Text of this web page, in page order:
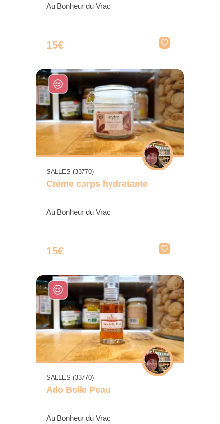
Au Bonheur du Vrac
15€
SALLES (33770)
Crème corps hydratante
Au Bonheur du Vrac
15€
SALLES (33770)
Ado Belle Peau
Au Bonheur du Vrac